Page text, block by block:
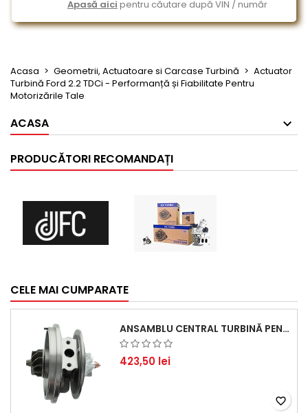
Apasă aici pentru căutare după VIN / număr
Acasa Geometrii, Actuatoare si Carcase Turbină
Actuator
Turbină Ford 2.2 TDCi - Performanță și Fiabilitate Pentru
Motorizările Tale
ACASA
PRODUCĂTORI RECOMANDAȚI
CELE MAI CUMPARATE
ANSAMBLU CENTRAL TURBINĂ PENTRU BMW SERIA 3, SERIA 5 ȘI X3 - PERFORMANȚĂ ȘI FIABILITATE
423,50 lei
favorite_border